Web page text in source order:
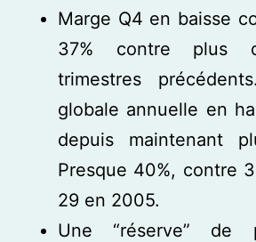
Marge Q4 en baisse
37% contre plus
trimestres
globale annuelle en
depuis maintenant
Presque 40%, contre
29 en 2005.
Une “réserve”